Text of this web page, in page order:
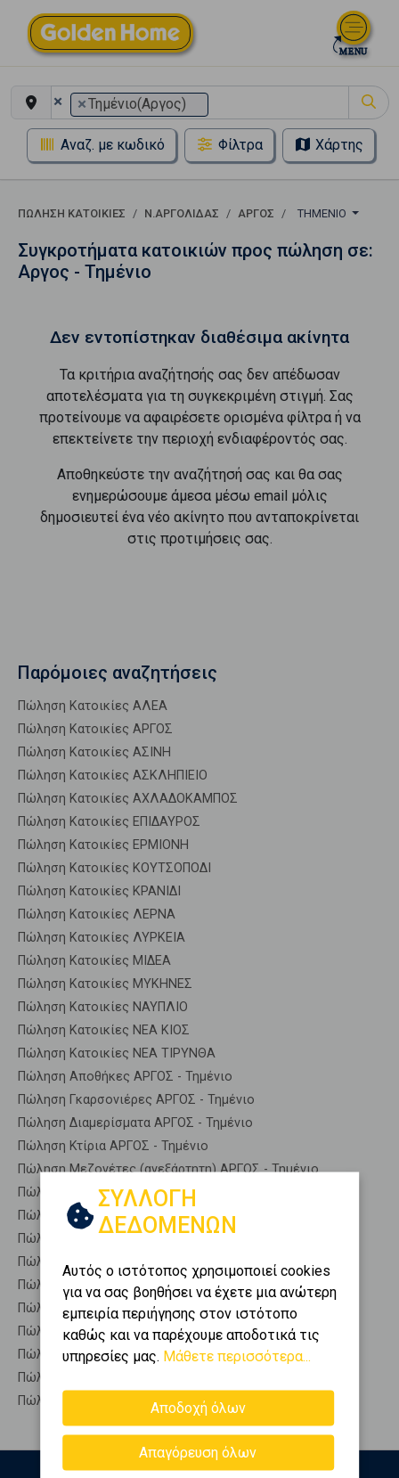
× ×Τημένιο(Αργος)
Αναζ. με κωδικό Φίλτρα Χάρτης
ΠΏΛΗΣΗ ΚΑΤΟΙΚΊΕΣ Ν.ΑΡΓΟΛΙΔΑΣ ΑΡΓΟΣ ΤΗΜΈΝΙΟ
Συγκροτήματα κατοικιών προς πώληση σε:
Αργος - Τημένιο
Δεν εντοπίστηκαν διαθέσιμα ακίνητα
Τα κριτήρια αναζήτησής σας δεν απέδωσαν
αποτελέσματα για τη συγκεκριμένη στιγμή. Σας
προτείνουμε να αφαιρέσετε ορισμένα φίλτρα ή να
επεκτείνετε την περιοχή ενδιαφέροντός σας.
Αποθηκεύστε την αναζήτησή σας και θα σας
ενημερώσουμε άμεσα μέσω email μόλις
δημοσιευτεί ένα νέο ακίνητο που ανταποκρίνεται
στις προτιμήσεις σας.
Παρόμοιες αναζητήσεις
Πώληση Κατοικίες ΑΛΕΑ
Πώληση Κατοικίες ΑΡΓΟΣ
Πώληση Κατοικίες ΑΣΙΝΗ
Πώληση Κατοικίες ΑΣΚΛΗΠΙΕΙΟ
Πώληση Κατοικίες ΑΧΛΑΔΟΚΑΜΠΟΣ
Πώληση Κατοικίες ΕΠΙΔΑΥΡΟΣ
Πώληση Κατοικίες ΕΡΜΙΟΝΗ
Πώληση Κατοικίες ΚΟΥΤΣΟΠΟΔΙ
Πώληση Κατοικίες ΚΡΑΝΙΔΙ
Πώληση Κατοικίες ΛΕΡΝΑ
Πώληση Κατοικίες ΛΥΡΚΕΙΑ
Πώληση Κατοικίες ΜΙΔΕΑ
Πώληση Κατοικίες ΜΥΚΗΝΕΣ
Πώληση Κατοικίες ΝΑΥΠΛΙΟ
Πώληση Κατοικίες ΝΕΑ ΚΙΟΣ
Πώληση Κατοικίες ΝΕΑ ΤΙΡΥΝΘΑ
Πώληση Αποθήκες ΑΡΓΟΣ - Τημένιο
Πώληση Γκαρσονιέρες ΑΡΓΟΣ - Τημένιο
Πώληση Διαμερίσματα ΑΡΓΟΣ - Τημένιο
Πώληση Κτίρια ΑΡΓΟΣ - Τημένιο
Πώληση Μεζονέτες (ανεξάρτητη) ΑΡΓΟΣ - Τημένιο
Πώληση Μεζονέτες (εφαπτόμενη) ΑΡΓΟΣ - Τημένιο
Πώληση Μονοκατοικίες ΑΡΓΟΣ - Τημένιο
Πώληση Οικίες ΑΡΓΟΣ - Τημένιο
Πώληση Οροφοδιαμερίσματα ΑΡΓΟΣ - Τημένιο
Πώληση Οροφομεζονέτες ΑΡΓΟΣ - Τημένιο
Πώληση Ρετιρέ ΑΡΓΟΣ - Τημένιο
Πώληση Συγκροτήματα κατοικιών ΑΡΓΟΣ - Τημένιο
Πώληση Υπόγεια ΑΡΓΟΣ - Τημένιο
Πώληση Υπόσκαφα ΑΡΓΟΣ - Τημένιο
Πώληση Υπολ. υψουν ΑΡΓΟΣ - Τημένιο
ΣΥΛΛΟΓΗ
ΔΕΔΟΜΕΝΩΝ
Αυτός ο ιστότοπος χρησιμοποιεί cookies
για να σας βοηθήσει να έχετε μια ανώτερη
εμπειρία περιήγησης στον ιστότοπο
καθώς και να παρέχουμε αποδοτικά τις
υπηρεσίες μας. Μάθετε περισσότερα...
Αποδοχή όλων
Απαγόρευση όλων